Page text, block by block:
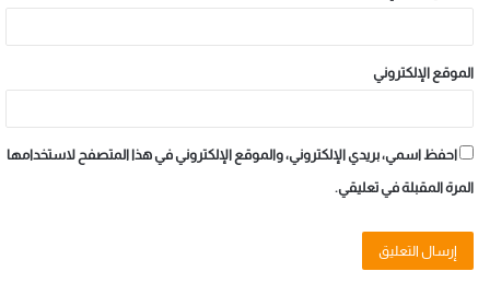
الموقع الإلكتروني
احفظ اسمي، بريدي الإلكتروني، والموقع الإلكتروني في هذا المتصفح لاستخدامها
المرة المقبلة في تعليقي.